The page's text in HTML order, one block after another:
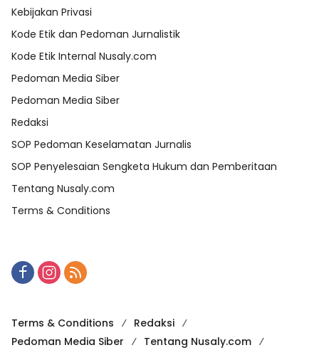
Kebijakan Privasi
Kode Etik dan Pedoman Jurnalistik
Kode Etik Internal Nusaly.com
Pedoman Media Siber
Pedoman Media Siber
Redaksi
SOP Pedoman Keselamatan Jurnalis
SOP Penyelesaian Sengketa Hukum dan Pemberitaan
Tentang Nusaly.com
Terms & Conditions
Terms & Conditions
Redaksi
Pedoman Media Siber
Tentang Nusaly.com